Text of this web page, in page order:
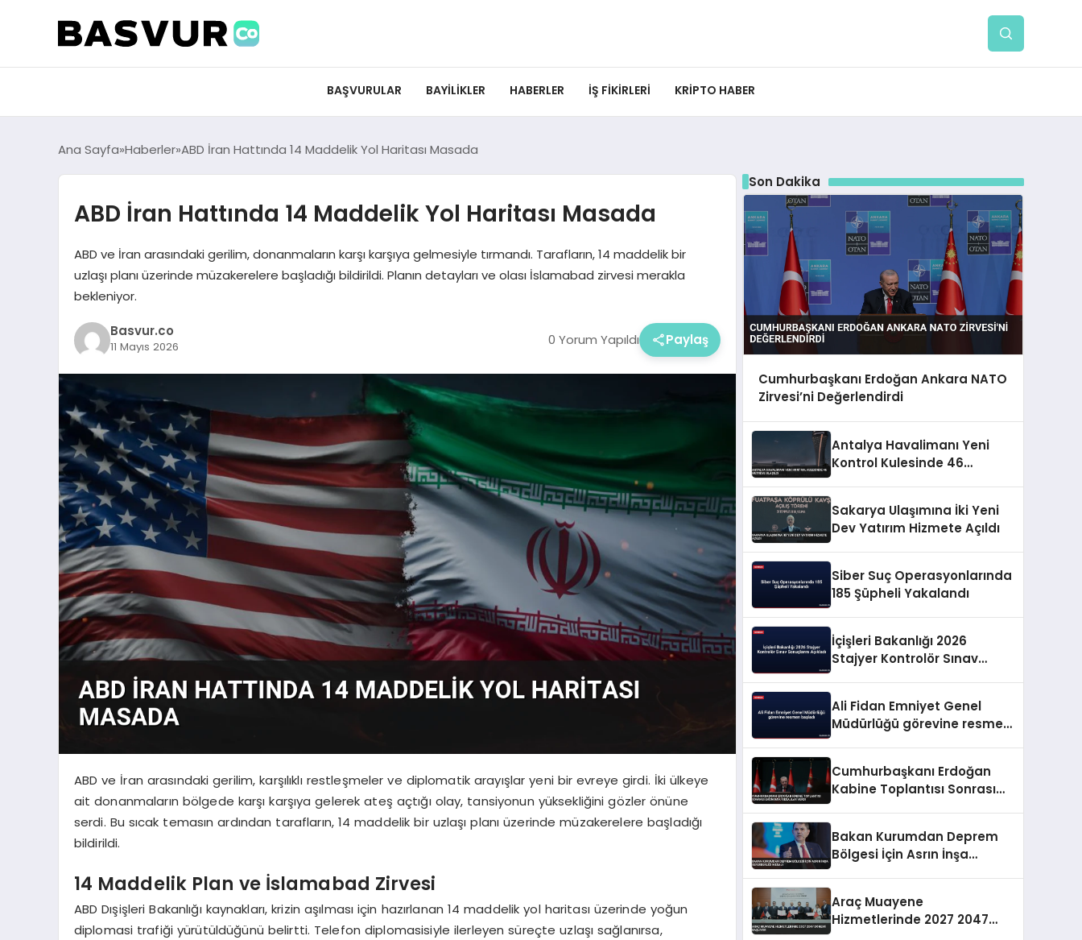
BAŞVURULAR BAYILIKLER HABERLER İŞ FIKIRLERI KRIPTO HABER
Ana Sayfa Haberler ABD İran Hattında 14 Maddelik Yol Haritası Masada
ABD İran Hattında 14 Maddelik Yol Haritası Masada
ABD ve İran arasındaki gerilim, donanmaların karşı karşıya gelmesiyle tırmandı. Tarafların, 14 maddelik bir
uzlaşı planı üzerinde müzakerelere başladığı bildirildi. Planın detayları ve olası İslamabad zirvesi merakla
bekleniyor.
Basvur.co
11 Mayıs 2026 0 Yorum Yapıldı Paylaş
ABD ve İran arasındaki gerilim, karşılıklı restleşmeler ve diplomatik arayışlar yeni bir evreye girdi. İki ülkeye
ait donanmaların bölgede karşı karşıya gelerek ateş açtığı olay, tansiyonun yüksekliğini gözler önüne
serdi. Bu sıcak temasın ardından tarafların, 14 maddelik bir uzlaşı planı üzerinde müzakerelere başladığı
bildirildi.
14 Maddelik Plan ve İslamabad Zirvesi
ABD Dışişleri Bakanlığı kaynakları, krizin aşılması için hazırlanan 14 maddelik yol haritası üzerinde yoğun
diplomasi trafiği yürütüldüğünü belirtti. Telefon diplomasisiyle ilerleyen süreçte uzlaşı sağlanırsa,
Son Dakika
Cumhurbaşkanı Erdoğan Ankara NATO
Zirvesi’ni Değerlendirdi
Antalya Havalimanı Yeni
Kontrol Kulesinde 46
Sakarya Ulaşımına İki Yeni
Dev Yatırım Hizmete Açıldı
Siber Suç Operasyonlarında
185 Şüpheli Yakalandı
İçişleri Bakanlığı 2026
Stajyer Kontrolör Sınav
Ali Fidan Emniyet Genel
Müdürlüğü görevine resmen
Cumhurbaşkanı Erdoğan
Kabine Toplantısı Sonrası
Bakan Kurumdan Deprem
Bölgesi İçin Asrın İnşa
Araç Muayene
Hizmetlerinde 2027 2047